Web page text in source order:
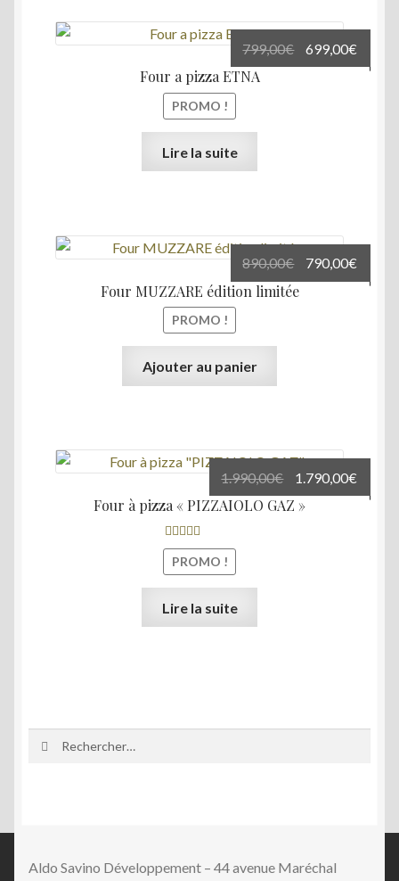
Four a pizza ETNA
PROMO !
799,00€
Le
prix
699,00€
prix
Lire la suite
Four MUZZARE édition limitée
PROMO !
890,00€
Le
prix
790,00€
prix
Ajouter au panier
Four à pizza « PIZZAIOLO GAZ »
Note5.00sur
5
PROMO !
1.990,00€
Le
prix
1.790,00€
prix
Lire la suite
Aldo Savino Développement – 44 avenue Maréchal